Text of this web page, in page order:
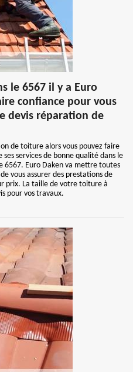
le 6567 il y a Euro
confiance pour vous
devis réparation de
de toiture alors vous pouvez faire
services de bonne qualité dans le
6567. Euro Daken va mettre toutes
vous assurer des prestations de
prix. La taille de votre toiture à
pour vos travaux.